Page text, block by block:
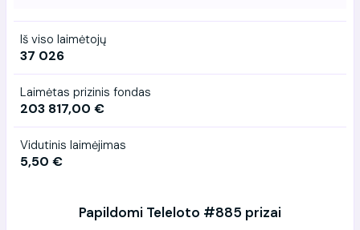
Iš viso laimėtojų
37 026
Laimėtas prizinis fondas
203 817,00 €
Vidutinis laimėjimas
5,50 €
Papildomi Teleloto #885 prizai